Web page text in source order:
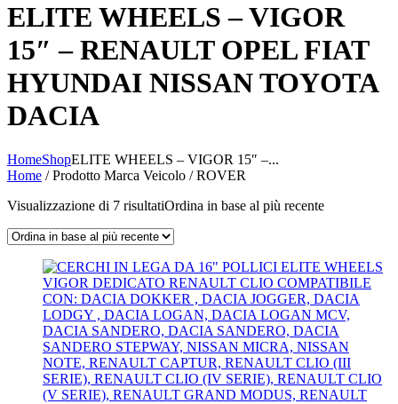
ELITE WHEELS – VIGOR
15″ – RENAULT OPEL FIAT
HYUNDAI NISSAN TOYOTA
DACIA
HomeShopELITE WHEELS – VIGOR 15″ –...
Home / Prodotto Marca Veicolo / ROVER
Visualizzazione di 7 risultatiOrdina in base al più recente